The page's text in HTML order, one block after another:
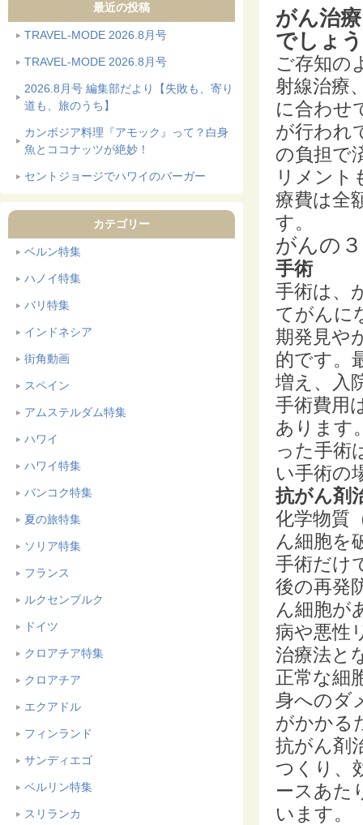
最近の投稿
TRAVEL-MODE 2026.8月号
TRAVEL-MODE 2026.8月号
2026.8月号 編集部だより【失敗も、寄り
道も、旅のうち】
カンボジア料理『アモック』って？白身
魚とココナッツが絶妙！
セントジョージでハワイのバーガー
カテゴリー
ベルン特集
ハノイ特集
バリ特集
インドネシア
街角動画
スペイン
アムステルダム特集
ハワイ
ハワイ特集
バンコク特集
夏の旅特集
ソリア特集
フランス
ルクセンブルク
ドイツ
クロアチア特集
クロアチア
エクアドル
フィンランド
サンディエゴ
ベルリン特集
スリランカ
がん治
でしょ
ご存知の
射線治療
に合わせ
が行われ
の負担で
リメント
療費は全
す。
がんの
手術
手術は、
てがんに
期発見や
的です。
増え、入
手術費用
あります
った手術
い手術の
抗がん剤
化学物質
ん細胞を
手術だけ
後の再発
ん細胞が
病や悪性
治療法と
正常な細
身へのダ
がかかる
抗がん剤
つくり、
ースあた
います。